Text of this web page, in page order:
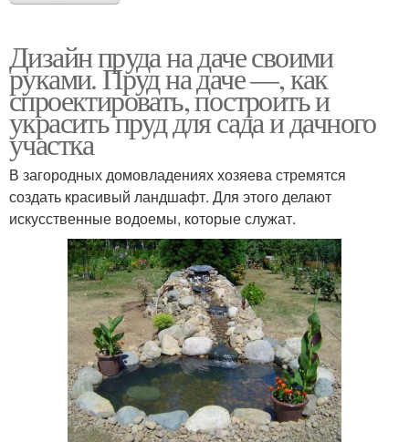
Дизайн пруда на даче своими
руками. Пруд на даче —, как
спроектировать, построить и
украсить пруд для сада и дачного
участка
В загородных домовладениях хозяева стремятся
создать красивый ландшафт. Для этого делают
искусственные водоемы, которые служат.